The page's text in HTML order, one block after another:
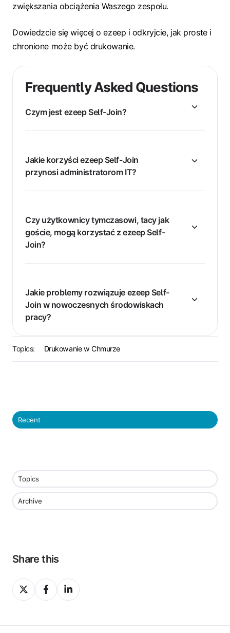
zwiększania obciążenia Waszego zespołu.
Dowiedzcie się więcej o ezeep i odkryjcie, jak proste i
chronione może być drukowanie.
Frequently Asked Questions
Czym jest ezeep Self-Join?
Jakie korzyści ezeep Self-Join
przynosi administratorom IT?
Czy użytkownicy tymczasowi, tacy jak
goście, mogą korzystać z ezeep Self-
Join?
Jakie problemy rozwiązuje ezeep Self-
Join w nowoczesnych środowiskach
pracy?
Topics: Drukowanie w Chmurze
Recent
Topics
Archive
Share this
Share
on
Share
on
Share
on